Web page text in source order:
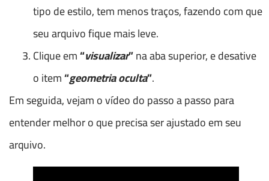
tipo de estilo, tem menos traços, fazendo com que
seu arquivo fique mais leve.
Clique em“visualizar”na aba superior, e desative
o item“geometria oculta”.
Em seguida, vejam o vídeo do passo a passo para
entender melhor o que precisa ser ajustado em seu
arquivo.